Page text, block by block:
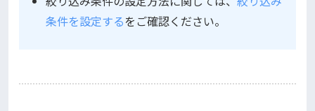
条件を設定するをご確認ください。